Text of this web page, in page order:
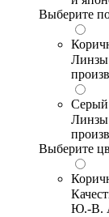
Выберите
Линзы
Серый
Линзы
Выберите
Ю.-В.